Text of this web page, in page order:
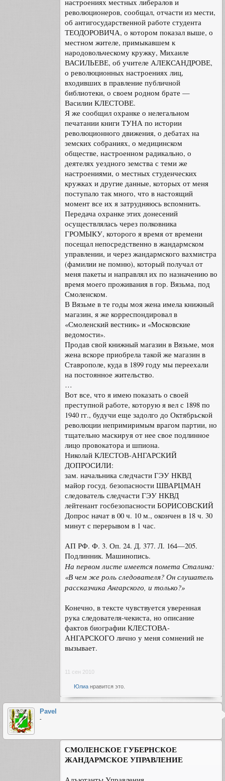
настроениях местных либералов и
революционеров, сообщал, отчасти из мести,
об антигосударственной работе студента
ТЕОДОРОВИЧА, о котором показал выше, о
местном жителе, примыкавшем к
народовольческому кружку, Михаиле
ВАСИЛЬЕВЕ, об учителе АЛЕКСАНДРОВЕ,
о революционных настроениях лиц,
входивших в правление публичной
библиотеки, о своем родном брате —
Василии КЛЕСТОВЕ.
Я же сообщил охранке о нелегальном
печатании книги ТУНА по истории
революционного движения, о дебатах на
земских собраниях, о медицинском
обществе, настроенном радикально, о
деятелях уездного земства с теми же
настроениями, о местных студенческих
кружках и другие данные, которых от меня
поступало так много, что в настоящий
момент все их я затрудняюсь вспомнить.
Передача охранке этих донесений
осуществлялась через полковника
ГРОМЫКУ, которого я время от времени
посещал непосредственно в жандармском
управлении, и через жандармского вахмистра
(фамилии не помню), который получал от
меня пакеты и направлял их по назначению во
время моего проживания в гор. Вязьма, под
Смоленском.
В Вязьме в те годы моя жена имела книжный
магазин, я же корреспондировал в
«Смоленский вестник» и «Московские
ведомости».
Продав свой книжный магазин в Вязьме, моя
жена вскоре приобрела такой же магазин в
Ставрополе, куда в 1899 году мы переехали
на постоянное жительство.
…
Вот все, что я имею показать о своей
преступной работе, которую я вел с 1898 по
1940 гг., будучи еще задолго до Октябрьской
революции непримиримым врагом партии, но
тщательно маскируя от нее свое подлинное
лицо провокатора и шпиона.
Николай КЛЕСТОВ-АНГАРСКИЙ
ДОПРОСИЛИ:
зам. начальника следчасти ГЭУ НКВД
майор госуд. безопасности ШВАРЦМАН
следователь следчасти ГЭУ НКВД
лейтенант госбезопасности БОРИСОВСКИЙ
Допрос начат в 00 ч. 10 м., окончен в 18 ч. 30
минут с перерывом в 1 час.
АП РФ. Ф. 3. Оп. 24. Д. 377. Л. 164—205.
Подлинник. Машинопись.
На первом листе имеется помета Сталина:
«В чем же роль следователя? Он слушатель
рассказчика Ангарского, и только?»
Конечно, в тексте чувствуется уверенная
рука следователя-чекиста, но описание
фактов биографии КЛЕСТОВА-
АНГАРСКОГО лично у меня сомнений не
вызывает.
11 сен 2010
Юлианравится это.
Pavel
-
СМОЛЕНСКОЕ ГУБЕРНСКОЕ
ЖАНДАРМСКОЕ УПРАВЛЕНИЕ